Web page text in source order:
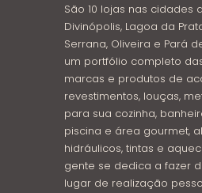
São 10 lojas nas cidades
Divinópolis, Lagoa da
Serrana, Oliveira e Pará
um portfólio completo
marcas e produtos de
revestimentos, louças,
para sua cozinha,
piscina e área gourmet,
hidráulicos, tintas e
gente se dedica a fazer
lugar de realização